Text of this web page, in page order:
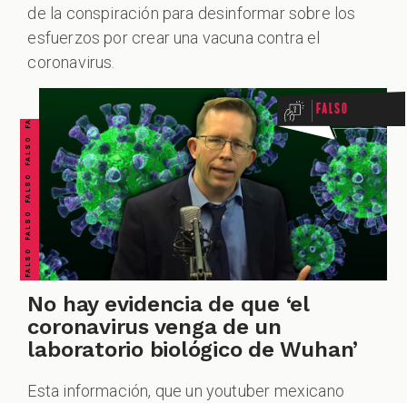
de la conspiración para desinformar sobre los
esfuerzos por crear una vacuna contra el
coronavirus.
FALSO FALSO FALSO FALSO FALSO FALSO FALSO Falso
No hay evidencia de que ‘el
coronavirus venga de un
laboratorio biológico de Wuhan’
Esta información, que un youtuber mexicano